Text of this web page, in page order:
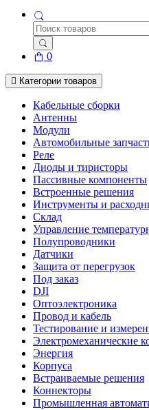
0
Категории товаров
Кабельные сборки
Антенны
Модули
Автомобильные
Реле
Диоды и тиристоры
Пассивные компоненты
Встроенные решения
Инструменты и
Склад
Управление
Полупроводники
Датчики
Защита от перегрузок
Под заказ
DJI
Оптоэлектроника
Провод и кабель
Тестирование и
Электромеханические
Энергия
Корпуса
Встраиваемые решения
Коннекторы
Промышленная